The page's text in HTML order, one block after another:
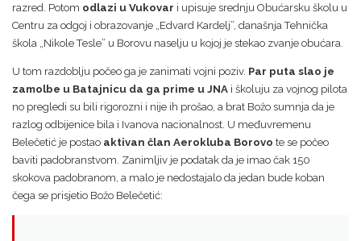
razred. Potom odlazi u Vukovar i upisuje srednju Obućarsku školu u
Centru za odgoj i obrazovanje „Edvard Kardelj”, današnja Tehnička
škola „Nikole Tesle” u Borovu naselju u kojoj je stekao zvanje obućara.
U tom razdoblju počeo ga je zanimati vojni poziv. Par puta slao je
zamolbe u Batajnicu da ga prime u JNA i školuju za vojnog pilota
no pregledi su bili rigorozni i nije ih prošao, a brat Božo sumnja da je
razlog odbijenice bila i Ivanova nacionalnost. U međuvremenu
Belečetić je postao aktivan član Aerokluba Borovo te se počeo
baviti padobranstvom. Zanimljiv je podatak da je imao čak 150
skokova padobranom, a malo je nedostajalo da jedan bude koban
čega se prisjetio Božo Belečetić: